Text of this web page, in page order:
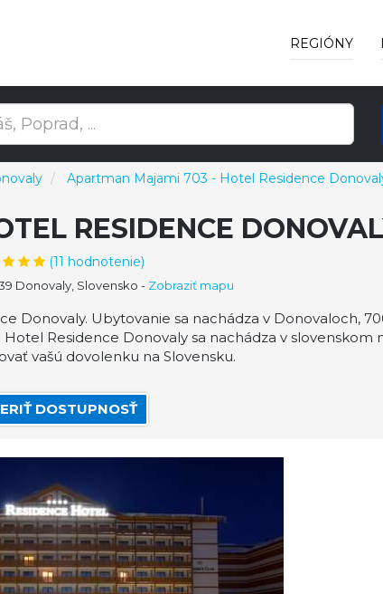
REGIÓNY
Apartman Majami 703 - Hotel Residence
RESIDENCE
(11 hodnotenie)
Donovaly, Slovensko - Zobraziť mapu
Donovaly. Ubytovanie sa nachádza v Donovaloch,
Residence Donovaly sa nachádza v slovenskom
vašú dovolenku na Slovensku.
DOSTUPNOSŤ